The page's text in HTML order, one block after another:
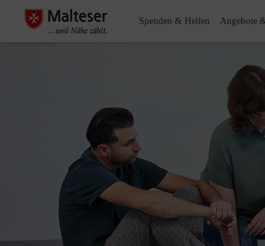
Spenden & Helfen Angebote